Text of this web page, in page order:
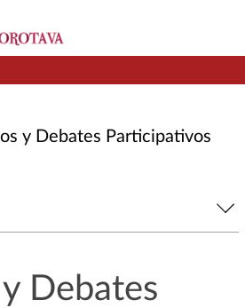
y Debates Participativos
Debates